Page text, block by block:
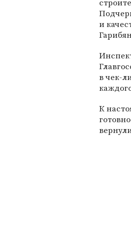
и
в чек-
К